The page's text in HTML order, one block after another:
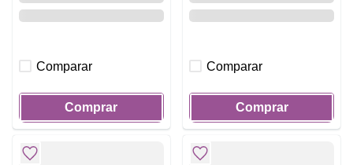
Comparar
Comprar
Comparar
Comprar